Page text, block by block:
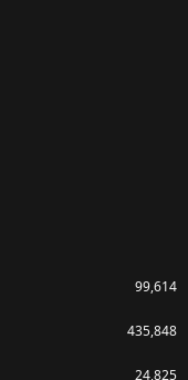
99,614
435,848
24,825